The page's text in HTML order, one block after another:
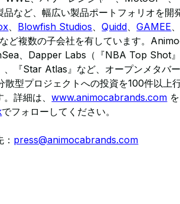
品など、幅広い製品ポートフォリオを開
、 Blowfish Studios、Quidd、GAMEE
など複数の子会社を有しています。
、Dapper Labs（『NBA Top Shot
、『Star Atlas』など、オープンメタバ
散型プロジェクトへの投資を100件以上
。詳細は、www.animocabrands.com
でフォローしてください。
press@animocabrands.com